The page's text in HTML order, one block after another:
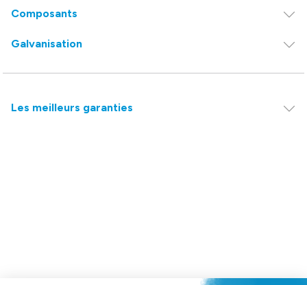
Composants
Galvanisation
Les meilleurs garanties